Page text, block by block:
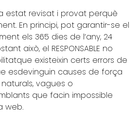
estat revisat i provat perquè
En principi, pot garantir-se el
els 365 dies de l’any, 24
això, el RESPONSABLE no
existeixin certs errors de
esdevinguin causes de força
vagues o
que facin impossible
web.